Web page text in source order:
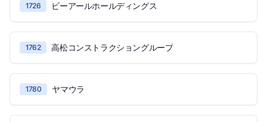
1726 ビーアールホールディングス
1762 高松コンストラクショングループ
1780 ヤマウラ